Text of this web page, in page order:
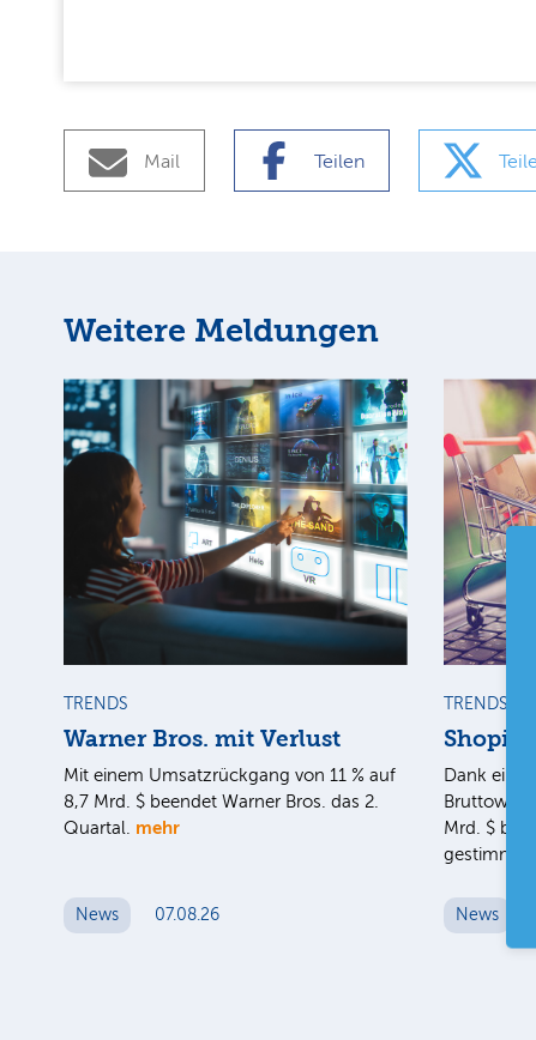
Mail Teilen
Weitere Meldungen
TRENDS
Warner Bros. mit Verlust
Mit einem Umsatzrückgang von 11 % auf
8,7 Mrd. $ beendet Warner Bros. das 2.
Quartal. mehr
News 07.08.26
TRENDS
Shopify
Dank eines
Mrd. $
gestimmt.
News